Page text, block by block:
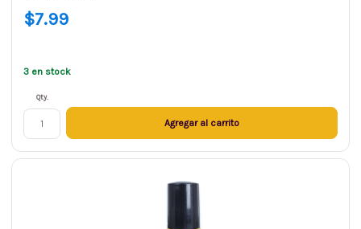
$7.99
3 en stock
Qty.
Agregar al carrito